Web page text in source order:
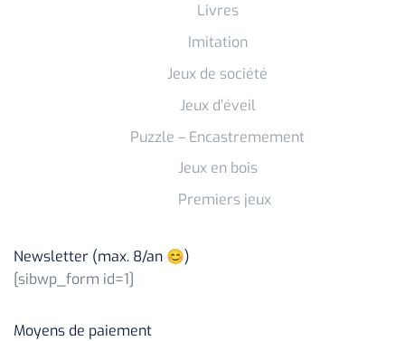
Livres
Imitation
Jeux de société
Jeux d’éveil
Puzzle – Encastremement
Jeux en bois
Premiers jeux
Newsletter (max. 8/an 😊)
[sibwp_form id=1]
Moyens de paiement